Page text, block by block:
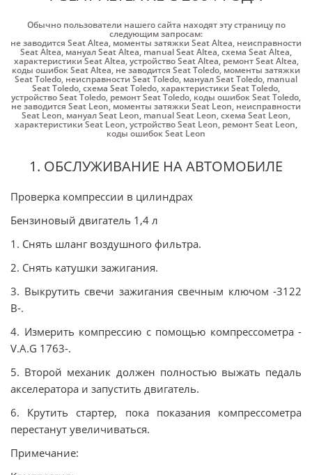
Обычно пользователи нашего сайта находят эту страницу по
следующим запросам:
не заводится Seat Altea, моменты затяжки Seat Altea, неисправности
Seat Altea, мануал Seat Altea, manual Seat Altea,схема Seat Altea,
характеристики Seat Altea,устройство Seat Altea, ремонт Seat Altea,
коды ошибок Seat Altea, не заводится Seat Toledo,моменты затяжки
Seat Toledo, неисправности Seat Toledo, мануал Seat Toledo, manual
Seat Toledo,схема Seat Toledo,характеристики Seat Toledo,
устройство Seat Toledo, ремонт Seat Toledo, коды ошибок Seat Toledo,
не заводится Seat Leon,моменты затяжки Seat Leon, неисправности
Seat Leon, мануал Seat Leon, manual Seat Leon,схема Seat Leon,
характеристики Seat Leon,устройство Seat Leon, ремонт Seat Leon,
коды ошибок Seat Leon
1. ОБСЛУЖИВАНИЕ НА АВТОМОБИЛЕ
Проверка компрессии в цилиндрах
Бензиновый двигатель 1,4 л
1. Снять шланг воздушного фильтра.
2. Снять катушки зажигания.
3. Выкрутить свечи зажигания свечным ключом -3122
B-.
4. Измерить компрессию с помощью компрессометра -
V.A.G 1763-.
5. Второй механик должен полностью выжать педаль
акселератора и запустить двигатель.
6. Крутить стартер, пока показания компрессометра
перестанут увеличиваться.
Примечание: